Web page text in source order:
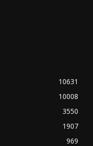
10631
10008
3550
1907
969